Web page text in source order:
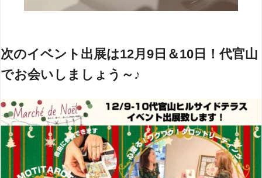
次のイベント出展は12月9日＆10日！代官山
でお会いしましょう～♪